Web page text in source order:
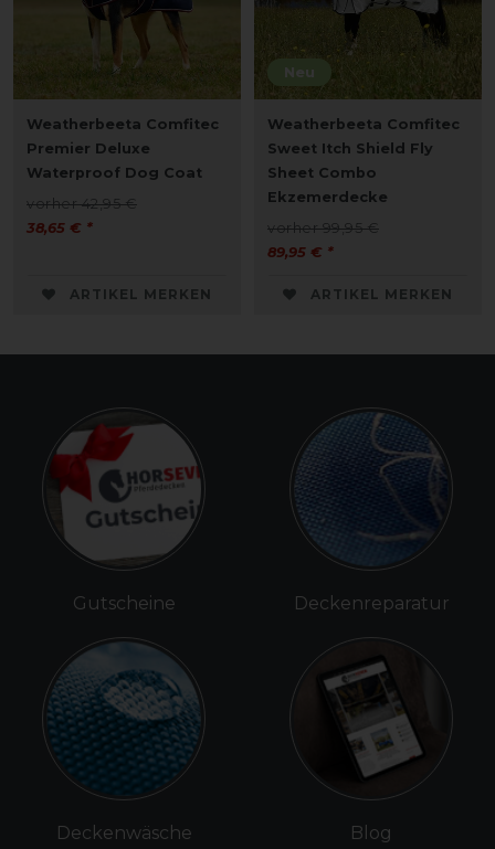
Weatherbeeta Comfitec
Premier Deluxe
Waterproof Dog Coat
vorher 42,95 €
38,65 € *
ARTIKEL MERKEN
Neu
Weatherbeeta Comfitec
Sweet Itch Shield Fly
Sheet Combo
Ekzemerdecke
vorher 99,95 €
89,95 € *
ARTIKEL MERKEN
Gutscheine
Deckenwäsche
Deckenreparatur
Blog